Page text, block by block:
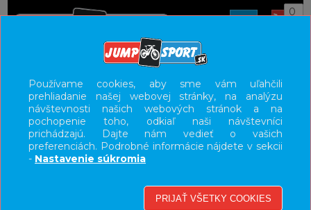
0
UŽÍVATEĽSKÝ PANEL
KATEGÓRIE
HLAVNÉ MENU
Používame cookies, aby sme vám uľahčili
prehliadanie našej webovej stránky, na analýzu
návštevnosti našich webových stránok a na
pochopenie toho, odkiaľ naši návštevníci
prichádzajú. Dajte nám vedieť o vašich
preferenciách. Podrobné informácie nájdete v sekcii
- Nastavenie súkromia